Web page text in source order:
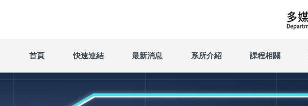
區
首頁 快速連結 最新消息 系所介紹 課程相關